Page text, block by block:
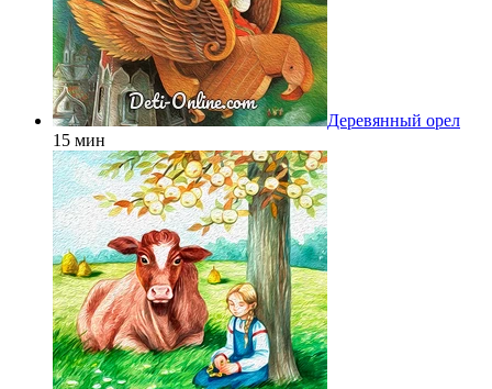
Деревянный орел
15 мин